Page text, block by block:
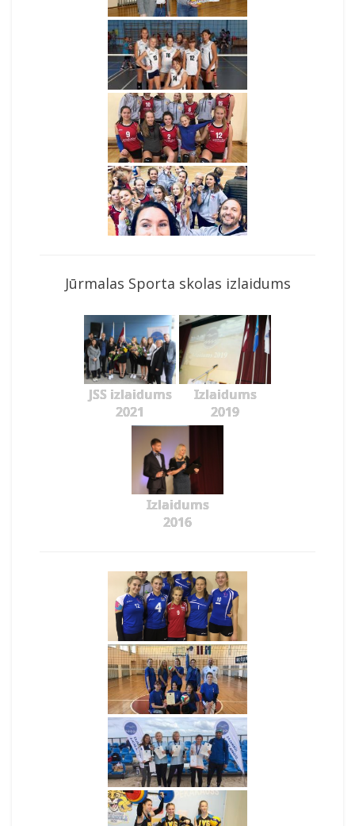
Jūrmalas Sporta skolas izlaidums
JSS izlaidums
2021
Izlaidums
2019
Izlaidums
2016